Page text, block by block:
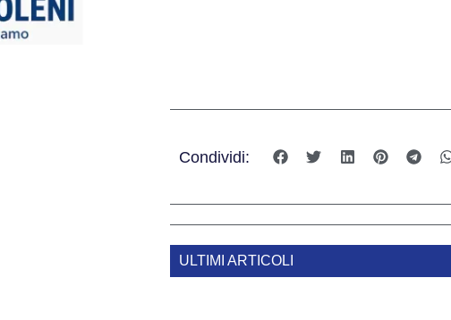
Condividi:
ULTIMI ARTICOLI